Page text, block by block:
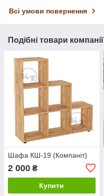
Всі умови повернення
Подібні товари компанії
Шафа КШ-19 (Компаніт)
2 000 ₴
Купити